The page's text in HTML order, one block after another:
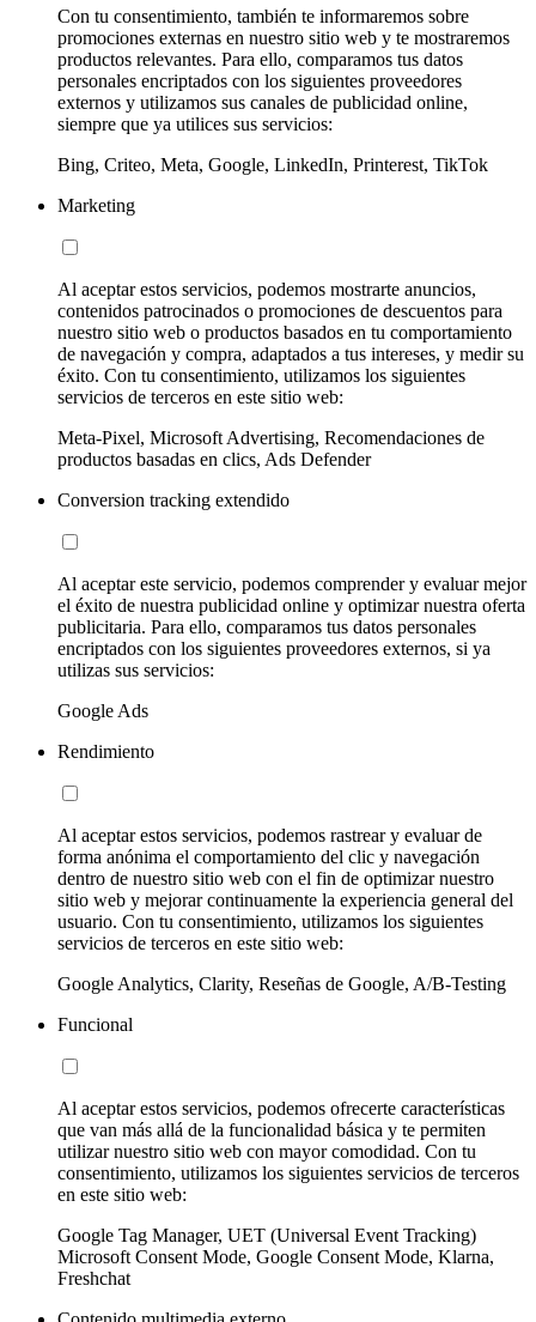
Con tu consentimiento, también te informaremos sobre
promociones externas en nuestro sitio web y te mostraremos
productos relevantes. Para ello, comparamos tus datos
personales encriptados con los siguientes proveedores
externos y utilizamos sus canales de publicidad online,
siempre que ya utilices sus servicios:
Bing, Criteo, Meta, Google, LinkedIn, Printerest, TikTok
Marketing
Al aceptar estos servicios, podemos mostrarte anuncios,
contenidos patrocinados o promociones de descuentos para
nuestro sitio web o productos basados en tu comportamiento
de navegación y compra, adaptados a tus intereses, y medir su
éxito. Con tu consentimiento, utilizamos los siguientes
servicios de terceros en este sitio web:
Meta-Pixel, Microsoft Advertising, Recomendaciones de
productos basadas en clics, Ads Defender
Conversion tracking extendido
Al aceptar este servicio, podemos comprender y evaluar mejor
el éxito de nuestra publicidad online y optimizar nuestra oferta
publicitaria. Para ello, comparamos tus datos personales
encriptados con los siguientes proveedores externos, si ya
utilizas sus servicios:
Google Ads
Rendimiento
Al aceptar estos servicios, podemos rastrear y evaluar de
forma anónima el comportamiento del clic y navegación
dentro de nuestro sitio web con el fin de optimizar nuestro
sitio web y mejorar continuamente la experiencia general del
usuario. Con tu consentimiento, utilizamos los siguientes
servicios de terceros en este sitio web:
Google Analytics, Clarity, Reseñas de Google, A/B-Testing
Funcional
Al aceptar estos servicios, podemos ofrecerte características
que van más allá de la funcionalidad básica y te permiten
utilizar nuestro sitio web con mayor comodidad. Con tu
consentimiento, utilizamos los siguientes servicios de terceros
en este sitio web:
Google Tag Manager, UET (Universal Event Tracking)
Microsoft Consent Mode, Google Consent Mode, Klarna,
Freshchat